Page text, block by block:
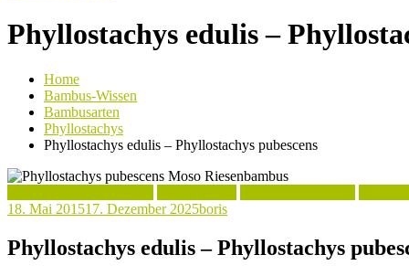
Phyllostachys edulis –
Home
Bambus-Wissen
Bambusarten
Phyllostachys
Phyllostachys edulis – Phyllostachys pubescens
18. Mai 201517. Dezember 2025boris
Phyllostachys edulis – Phyllostachys